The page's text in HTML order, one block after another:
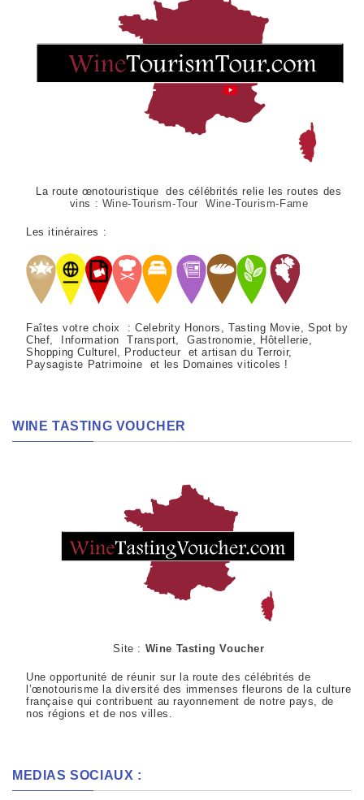
La route œnotouristique des célébrités relie les routes des
vins : Wine-Tourism-Tour Wine-Tourism-Fame
Les itinéraires :
Faîtes votre choix : Celebrity Honors, Tasting Movie, Spot by
Chef, Information Transport, Gastronomie, Hôtellerie,
Shopping Culturel, Producteur et artisan du Terroir,
Paysagiste Patrimoine et les Domaines viticoles !
WINE TASTING VOUCHER
Site : Wine Tasting Voucher
Une opportunité de réunir sur la route des célébrités de
l’œnotourisme la diversité des immenses fleurons de la culture
française qui contribuent au rayonnement de notre pays, de
nos régions et de nos villes.
MEDIAS SOCIAUX :